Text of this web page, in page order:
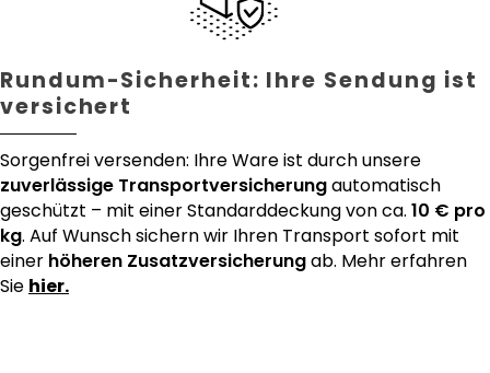
Rundum-Sicherheit: Ihre Sendung ist
versichert
Sorgenfrei versenden: Ihre Ware ist durch unsere
zuverlässige Transportversicherungautomatisch
geschützt – mit einer Standarddeckung von ca. 10 € pro
kg. Auf Wunsch sichern wir Ihren Transport sofort mit
einer höheren Zusatzversicherungab. Mehr erfahren
Sie hier.